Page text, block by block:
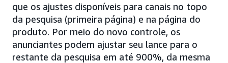
que os ajustes disponíveis para canais no topo
da pesquisa (primeira página) e na página do
produto. Por meio do novo controle, os
anunciantes podem ajustar seu lance para o
restante da pesquisa em até 900%, da mesma